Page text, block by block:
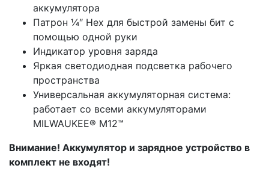
аккумулятора
Патрон ¼″ Hex для быстрой замены бит с
помощью одной руки
Индикатор уровня заряда
Яркая светодиодная подсветка рабочего
пространства
Универсальная аккумуляторная система:
работает со всеми аккумуляторами
MILWAUKEE® M12™
Внимание! Аккумулятор и зарядное устройство в
комплект не входят!